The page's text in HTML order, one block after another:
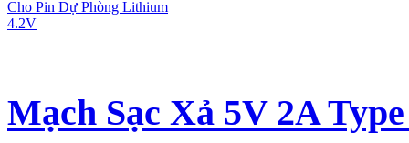
Mạch Sạc Xả 5V 2A